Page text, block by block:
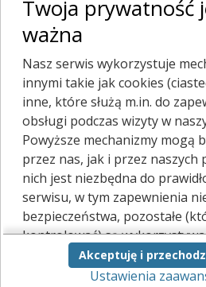
LEKARZ - SPECJALISTA
Obecnie lekarz nie posiada już
zamawiania recept.
Spróbuj w innym terminie lub
telefonicznie albo osobiście.
Zamów
Twoja prywatność
ważna
Nasz serwis wykorzystuje
innymi takie jak cookies
inne, które służą m.in. do
obsługi podczas wizyty w
Powyższe mechanizmy mogą
przez nas, jak i przez naszych
nich jest niezbędna do
serwisu, w tym zapewnienia
bezpieczeństwa, pozostałe
kontrolować) są
obsługi dodatkowych
usprawniających działanie
Akceptuję i
Ustawienia